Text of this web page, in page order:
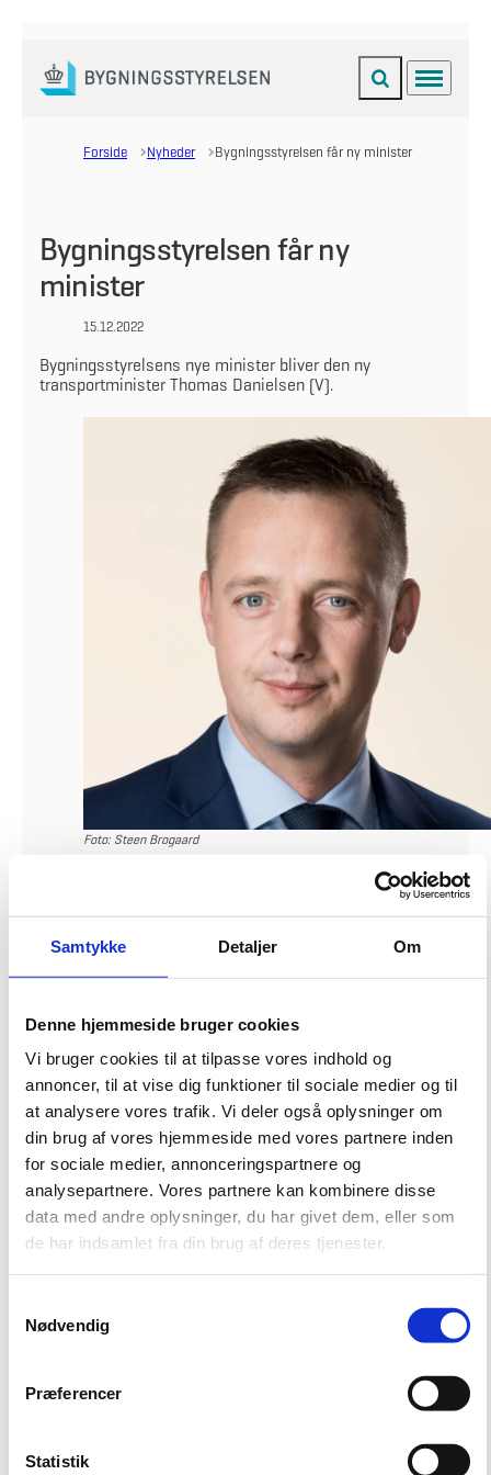
Samtykke Detaljer Om
Denne hjemmeside bruger cookies
Vi bruger cookies til at tilpasse vores indhold og
annoncer, til at vise dig funktioner til sociale medier og til
at analysere vores trafik. Vi deler også oplysninger om
din brug af vores hjemmeside med vores partnere inden
for sociale medier, annonceringspartnere og
analysepartnere. Vores partnere kan kombinere disse
data med andre oplysninger, du har givet dem, eller som
de har indsamlet fra din brug af deres tjenester.
Nødvendig
Præferencer
Statistik
Gå til forsiden Fold søgefelt ud
Menu
Forside Nyheder Bygningsstyrelsen får ny minister
Bygningsstyrelsen får ny
minister
15.12.2022
Bygningsstyrelsens nye minister bliver den ny
transportminister Thomas Danielsen (V).
Foto: Steen Brogaard
Den 15. december 2022 meddelte Statsministeriet ved kongelig resolution,
at Thomas Danielsen (V) bliver ny transportminister i den nye SVM-